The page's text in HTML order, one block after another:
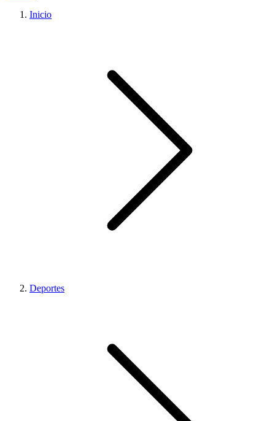
Inicio
Deportes